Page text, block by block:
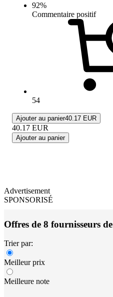
92%
Commentaire positif
54
Ajouter au panier40.17 EUR
40.17 EUR
Ajouter au panier
Advertisement
SPONSORISÉ
Offres de 8 fournisseurs
Trier par:
Meilleur prix
Meilleure note